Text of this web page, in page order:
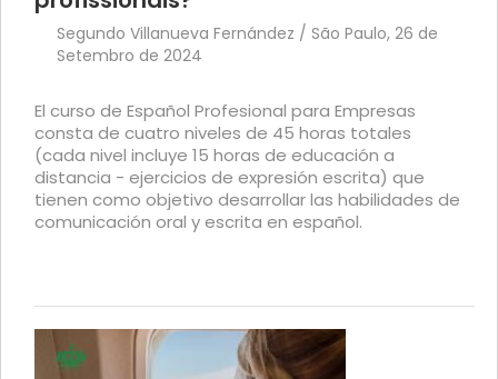
Segundo Villanueva Fernández / São Paulo, 26 de
Setembro de 2024
El curso de Español Profesional para Empresas
consta de cuatro niveles de 45 horas totales
(cada nivel incluye 15 horas de educación a
distancia - ejercicios de expresión escrita) que
tienen como objetivo desarrollar las habilidades de
comunicación oral y escrita en español.